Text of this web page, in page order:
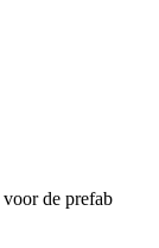
de prefab